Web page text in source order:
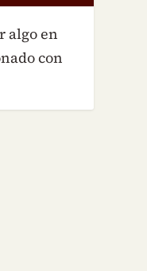
algo en
con